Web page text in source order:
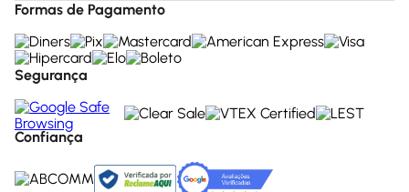
Formas de Pagamento
Segurança
Confiança